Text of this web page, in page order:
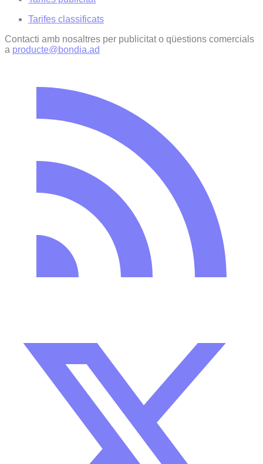
Tarifes classificats
Contacti amb nosaltres per publicitat o qüestions comercials
a producte@bondia.ad